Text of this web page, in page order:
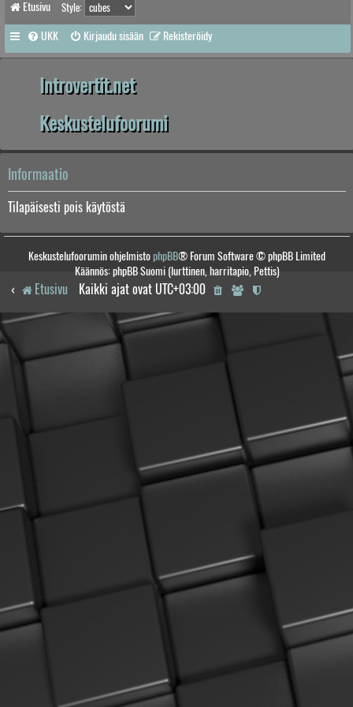
Etusivu Style:
UKK Kirjaudu sisään Rekisteröidy
Introvertit.net
Keskustelufoorumi
Informaatio
Tilapäisesti pois käytöstä
Keskustelufoorumin ohjelmistophpBB® Forum Software © phpBB Limited
Käännös: phpBB Suomi (lurttinen, harritapio, Pettis)
Etusivu Kaikki ajat ovat UTC+03:00